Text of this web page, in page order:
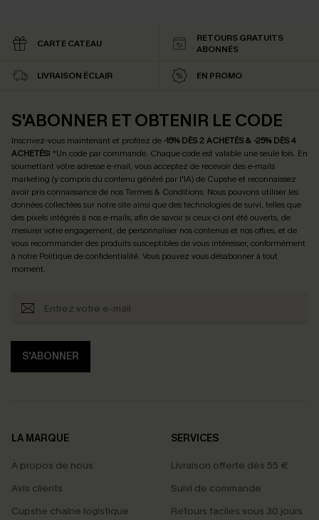
CARTE CATEAU
RETOURS GRATUITS
ABONNÉS
LIVRAISON ÉCLAIR EN PROMO
S'ABONNER ET OBTENIR LE CODE
Inscrivez-vous maintenant et profitez de -15% DÈS 2 ACHETÉS & -25% DÈS 4
ACHETÉS! *Un code par commande. Chaque code est valable une seule fois. En
soumettant votre adresse e-mail, vous acceptez de recevoir des e-mails
marketing (y compris du contenu généré par l'IA) de Cupshe et reconnaissez
avoir pris connaissance de nosTermes & Conditions. Nous pouvons utiliser les
données collectées sur notre site ainsi que des technologies de suivi, telles que
des pixels intégrés à nos e-mails, afin de savoir si ceux-ci ont été ouverts, de
mesurer votre engagement, de personnaliser nos contenus et nos offres, et de
vous recommander des produits susceptibles de vous intéresser, conformément
à notre Politique de confidentialité. Vous pouvez vous désabonner à tout
moment.
S'ABONNER
LA MARQUE
À propos de nous
Avis clients
Cupshe chaîne logistique
SERVICES
Livraison offerte dès 55 €
Suivi de commande
Retours faciles sous 30 jours